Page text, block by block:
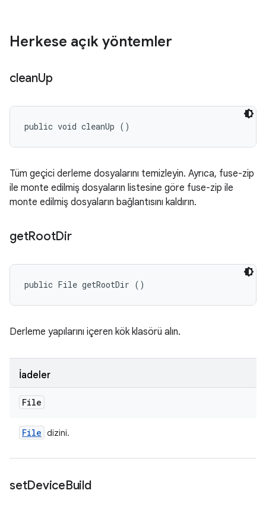
Herkese açık yöntemler
cleanUp
public void cleanUp ()
Tüm geçici derleme dosyalarını temizleyin. Ayrıca, fuse-zip
ile monte edilmiş dosyaların listesine göre fuse-zip ile
monte edilmiş dosyaların bağlantısını kaldırın.
getRootDir
public File getRootDir ()
Derleme yapılarını içeren kök klasörü alın.
İadeler
File
File dizini.
setDeviceBuild